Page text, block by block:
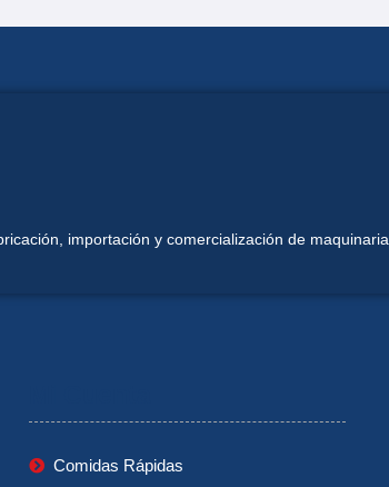
importación y comercialización de maquinaria,
Comidas Rápidas